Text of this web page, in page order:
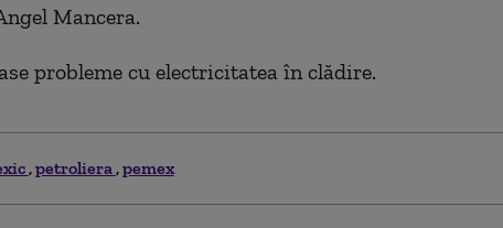
Mancera.
probleme cu electricitatea în clădire.
petroliera pemex